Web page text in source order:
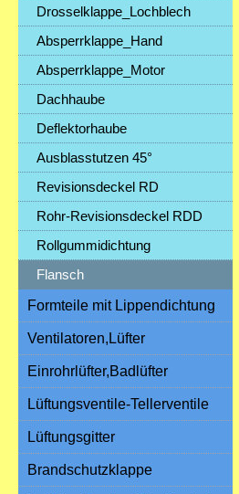
Drosselklappe_Lochblech
Absperrklappe_Hand
Absperrklappe_Motor
Dachhaube
Deflektorhaube
Ausblasstutzen 45°
Revisionsdeckel RD
Rohr-Revisionsdeckel RDD
Rollgummidichtung
Flansch
Formteile mit Lippendichtung
Ventilatoren,Lüfter
Einrohrlüfter,Badlüfter
Lüftungsventile-Tellerventile
Lüftungsgitter
Brandschutzklappe